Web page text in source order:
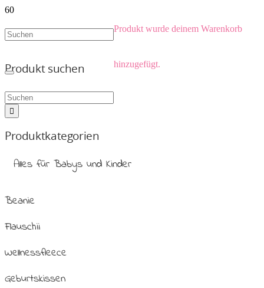
Produkt wurde deinem Warenkorb
hinzugefügt.
Produkt suchen
Produktkategorien
Alles für Babys und Kinder
Beanie
Flauschii
Wellnessfleece
Geburtskissen